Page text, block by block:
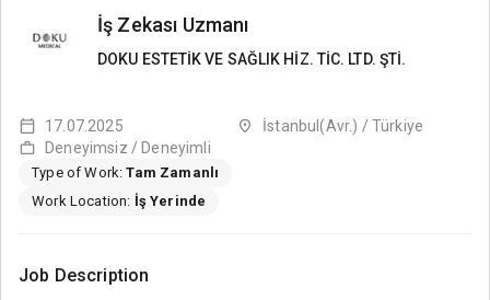
İş Zekası Uzmanı
DOKU ESTETİK VE SAĞLIK HİZ. TİC. LTD. ŞTİ.
17.07.2025
İstanbul(Avr.) / Türkiye
Deneyimsiz / Deneyimli
Type of Work:Tam Zamanlı
Work Location: İş Yerinde
Job Description